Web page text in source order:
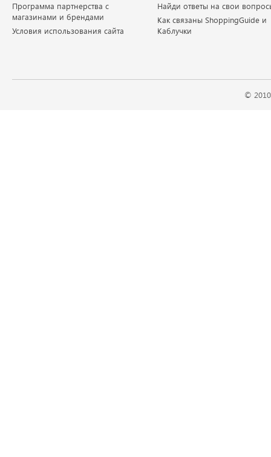
Программа партнерства с
магазинами и брендами
Условия использования сайта
Найди ответы на свои
Как связаны ShoppingGuide и
Каблучки
©